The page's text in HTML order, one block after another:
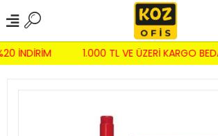
İNDİRİM 1.000 TL VE ÜZERİ KARGO